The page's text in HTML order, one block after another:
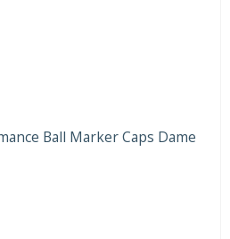
Ball Marker Caps Dame